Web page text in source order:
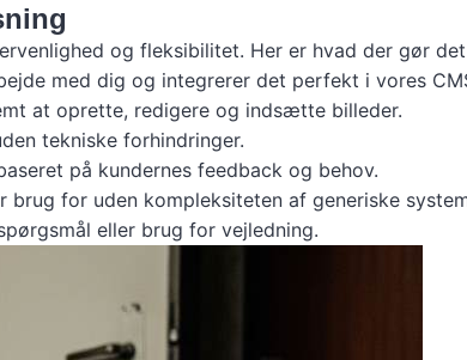
og fleksibilitet. Her er hvad der gør
med dig og integrerer det perfekt i vores
at oprette, redigere og indsætte billeder.
tekniske forhindringer.
på kundernes feedback og behov.
brug for uden kompleksiteten af generiske
eller brug for vejledning.